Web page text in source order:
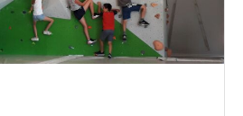
Citoyen
Pratique